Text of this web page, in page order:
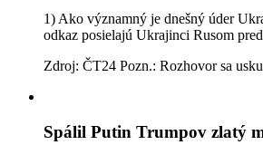
1) Ako významný je dnešný úder
odkaz posielajú Ukrajinci Rusom
Zdroj: ČT24 Pozn.: Rozhovor sa
Spálil Putin Trumpov zlatý